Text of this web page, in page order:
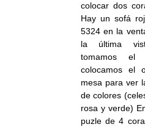
colocar dos
Hay un sofá
5324 en la
la última
tomamos el
colocamos el
mesa para ver
de colores
rosa y verde)
puzle de 4